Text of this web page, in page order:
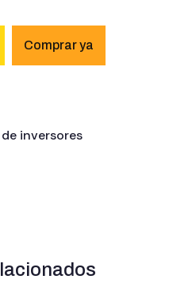
inversores